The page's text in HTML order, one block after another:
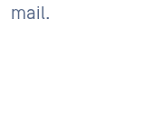
mail.